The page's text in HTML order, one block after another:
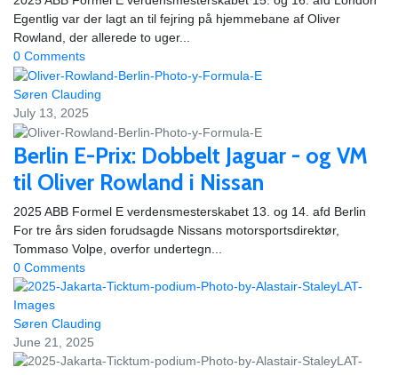
Egentlig var der lagt an til fejring på hjemmebane af Oliver
Rowland, der allerede to uger...
0 Comments
Søren Clauding
July 13, 2025
Berlin E-Prix: Dobbelt Jaguar - og VM
til Oliver Rowland i Nissan
2025 ABB Formel E verdensmesterskabet 13. og 14. afd Berlin
For tre års siden forudsagde Nissans motorsportsdirektør,
Tommaso Volpe, overfor undertegn...
0 Comments
Søren Clauding
June 21, 2025